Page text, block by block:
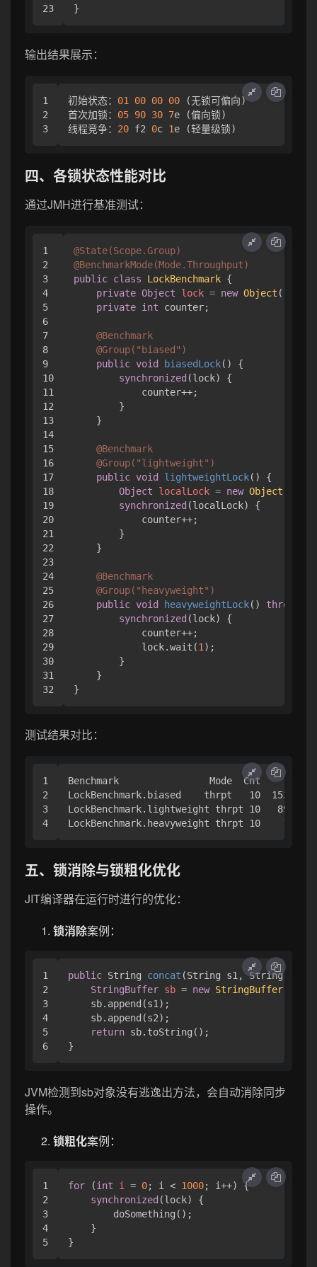
输出结果展示：
1
2
初始状态： 01 00 00 00 (无锁可偏向)
首次加锁： 05 90 30 7e (偏向锁)
线程竞争： 20 f2 0c 1
四、各锁状态性能对比
通过JMH进行基准测试：
1
2
3
4
5
6
7
8
9
10
11
12
13
14
15
16
17
18
19
20
21
22
23
24
25
26
27
28
29
30
31
@State(Scope.Group)
@BenchmarkMode(Mode.Throughput)
public class LockBenchmark {
private Object lock = new Object ();
private int counter;
@Benchmark
@Group("biased")
public void biasedLock()
{
synchronized (lock) {
            counter++;
        }
    }
@Benchmark
@Group("lightweight")
public void lightweightLock()
{
Object
localLock = new Object
synchronized (localLock) {
            counter++;
        }
    }
@Benchmark
@Group("heavyweight")
public void heavyweightLock() throws
synchronized (lock) {
            counter++;
            lock.wait(
1 );
        }
    }
测试结果对比：
1
2
3
Benchmark                Mode  Cnt
LockBenchmark.biased    thrpt   10
LockBenchmark.lightweight thrpt 10
五、锁消除与锁粗化优化
JIT编译器在运行时进行的优化：
锁消除案例：
1
2
3
4
5
public String concat (String s1, String s2)
StringBuffer sb = new StringBuffer
    sb.append(s1);
    sb.append(s2);
return sb.toString();
JVM检测到sb对象没有逃逸出方法，会自动消除同步
操作。
锁粗化案例：
1
2
3
4
for (int i = 0; i < 1000; i++) {
synchronized (lock) {
        doSomething();
    }